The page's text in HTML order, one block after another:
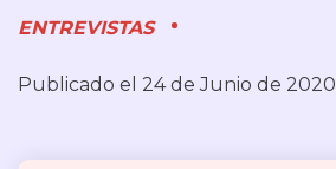
ENTREVISTAS
Publicado el 24 de Junio de 2020